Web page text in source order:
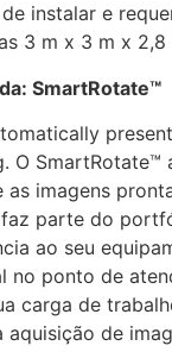
instalar e
3 m x 3 m x 2,8
SmartRotate™
O SmartRotate™
as imagens
parte do
ao seu
no ponto de
carga de
de